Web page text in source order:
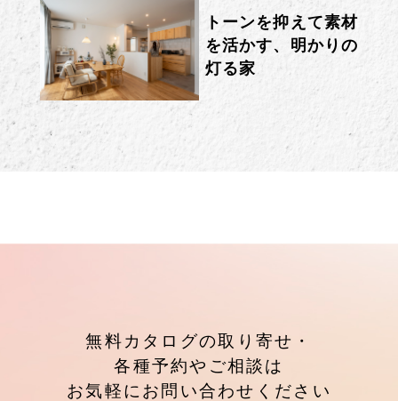
トーンを抑えて素材
を活かす、明かりの
灯る家
無料カタログの取り寄せ・
各種予約やご相談は
お気軽にお問い合わせください